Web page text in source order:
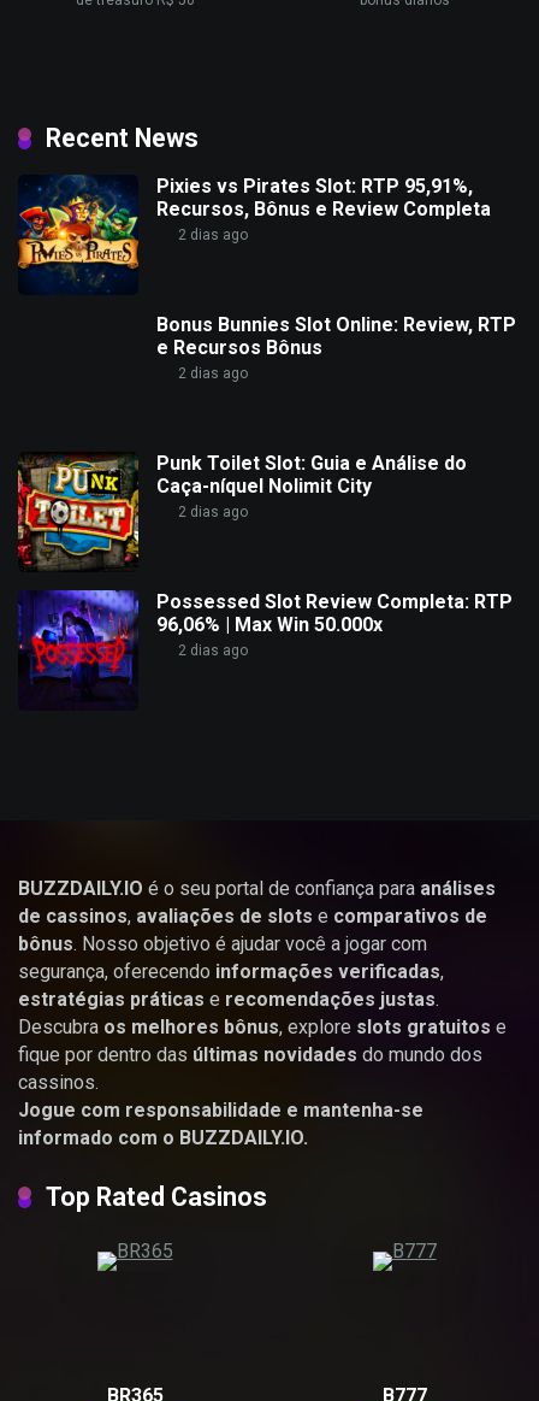
Recent News
Pixies vs Pirates Slot: RTP 95,91%,
Recursos, Bônus e Review Completa
2 dias ago
Bonus Bunnies Slot Online: Review, RTP
e Recursos Bônus
2 dias ago
Punk Toilet Slot: Guia e Análise do
Caça-níquel Nolimit City
2 dias ago
Possessed Slot Review Completa: RTP
96,06% | Max Win 50.000x
2 dias ago
BUZZDAILY.IO é o seu portal de confiança para análises
de cassinos, avaliações de slots e comparativos de
bônus. Nosso objetivo é ajudar você a jogar com
segurança, oferecendo informações verificadas,
estratégias práticas e recomendações justas.
Descubra os melhores bônus, explore slots gratuitos e
fique por dentro das últimas novidades do mundo dos
cassinos.
Jogue com responsabilidade e mantenha-se
informado com o BUZZDAILY.IO.
Top Rated Casinos
BR365 B777